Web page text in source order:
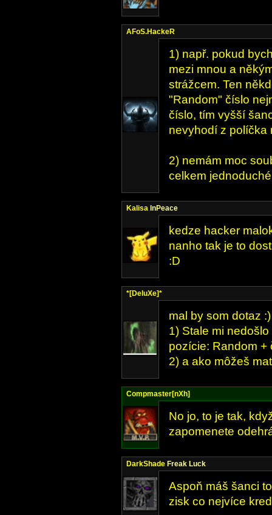
AFoS.HackeR
1) např. pokud
mezi mnou a
strážcem. Ten
"Random" číslo
číslo, tím vyšší
nevyhodí z políčka
2) nemám moc
celkem
Kalisa InPeace
kedze hacker
nanho tak je to
:D
*[DeluXe]*
mal by som dotaz :)
1) Stale mi
pozície: Random +
2) a ako môžeš
Compmaster[nXh]
No jo, to je tak,
zapomenete
DarkShade Freak Luck
Aspoň máš šanci
zisk co nejvíce